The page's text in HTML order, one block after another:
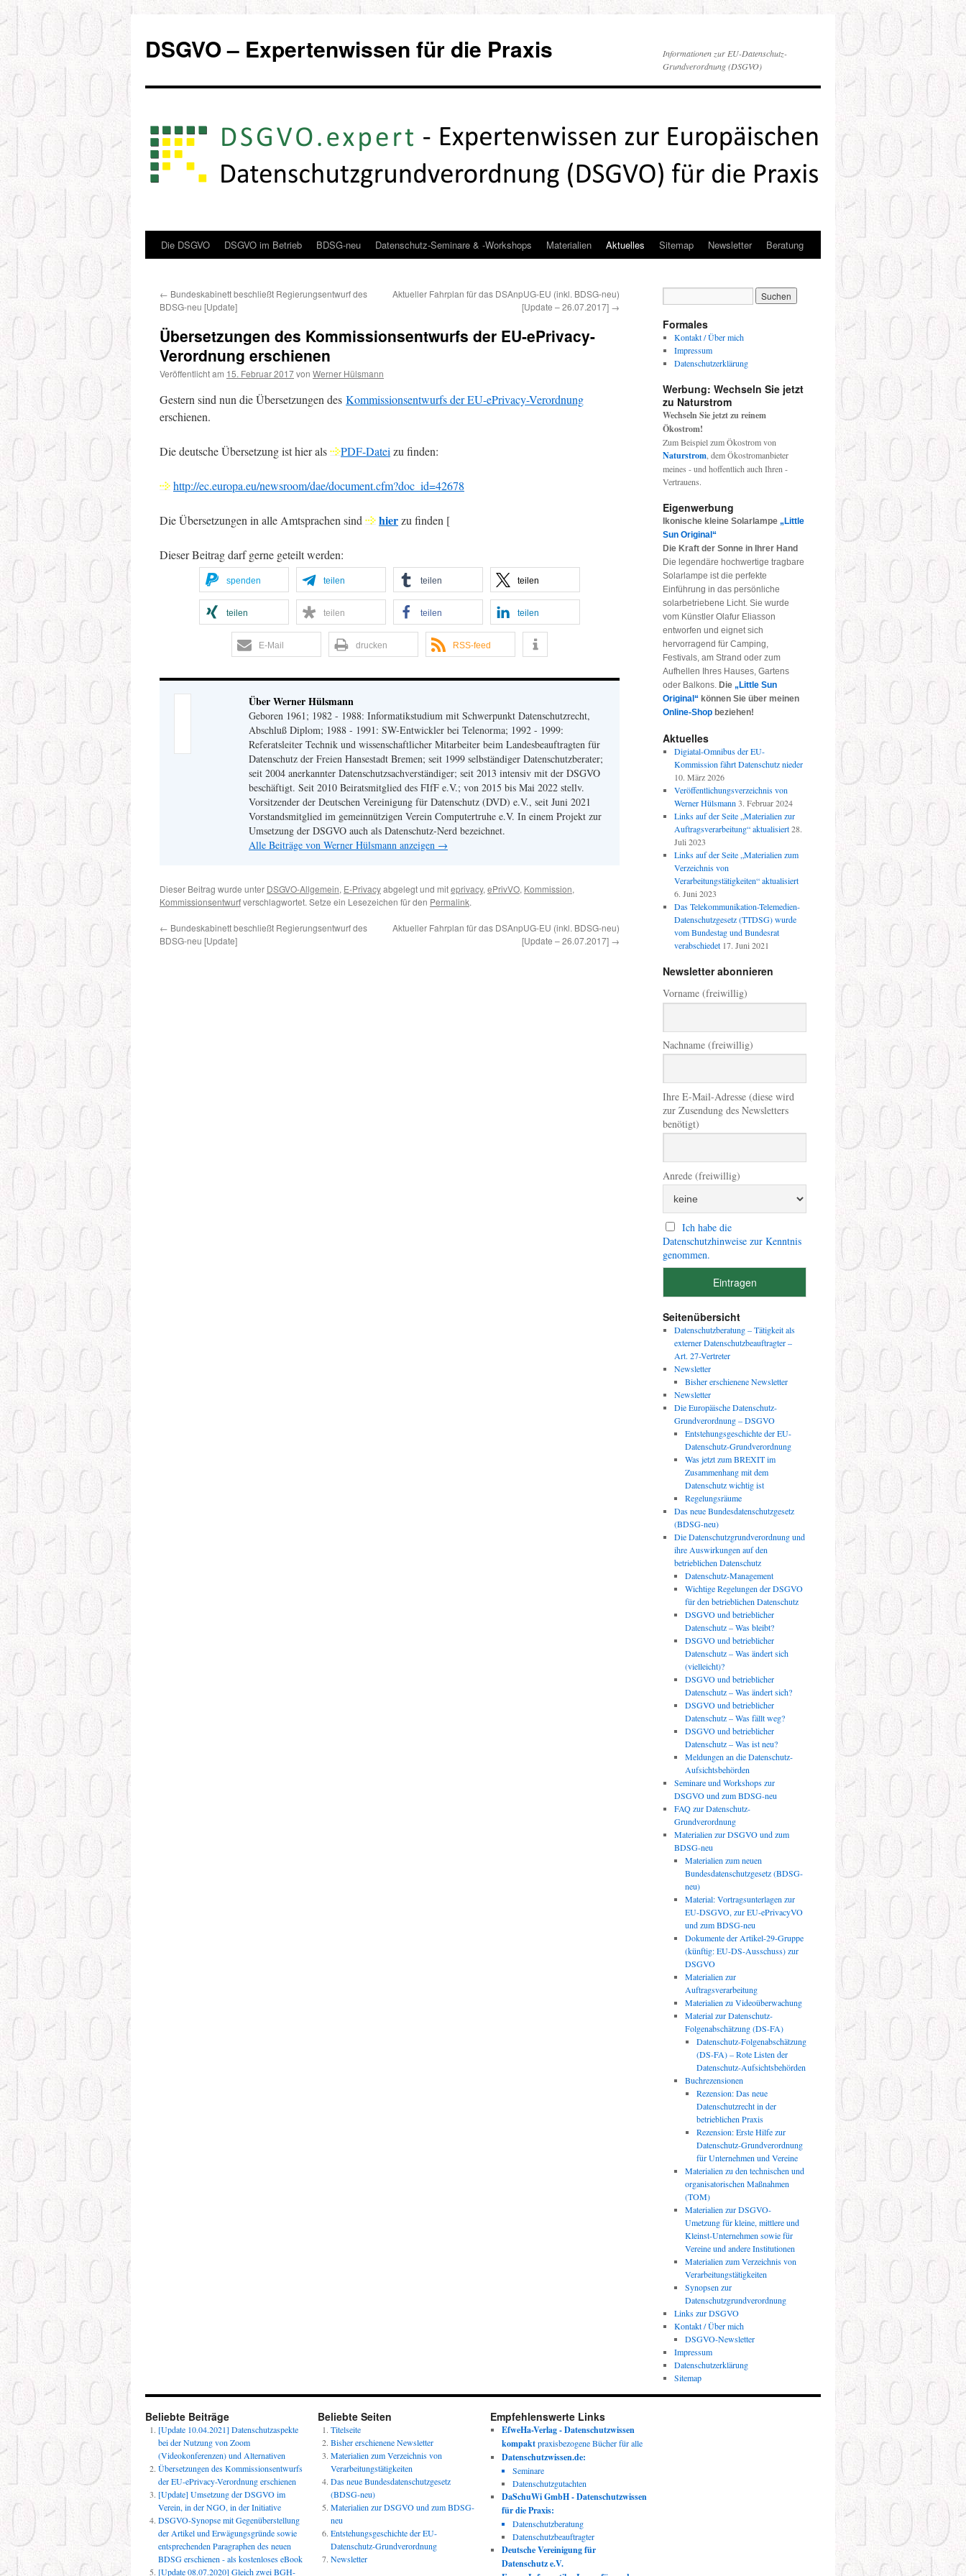
springen
DSGVO – Expertenwissen für die Praxis
Informationen zur EU-Datenschutz-
Grundverordnung (DSGVO)
Die DSGVO DSGVO im Betrieb BDSG-neu Datenschutz-Seminare & -Workshops Materialien Aktuelles Sitemap Newsletter Beratung
← Bundeskabinett beschließt Regierungsentwurf des
BDSG-neu [Update]
Aktueller Fahrplan für das DSAnpUG-EU (inkl. BDSG-neu)
[Update – 26.07.2017] →
Übersetzungen des Kommissionsentwurfs der EU-ePrivacy-
Verordnung erschienen
Veröffentlicht am 15. Februar 2017von Werner Hülsmann
Gestern sind nun die Übersetzungen des Kommissionsentwurfs der EU-ePrivacy-Verordnung
erschienen.
Die deutsche Übersetzung ist hier als PDF-Datei zu finden:
http://ec.europa.eu/newsroom/dae/document.cfm?doc_id=42678
Die Übersetzungen in alle Amtsprachen sind hierzu finden [
Dieser Beitrag darf gerne geteilt werden:
spenden teilen teilen teilen
teilen teilen teilen teilen
E-Mail drucken RSS-feed
Über Werner Hülsmann
Geboren 1961; 1982 - 1988: Informatikstudium mit Schwerpunkt Datenschutzrecht,
Abschluß Diplom; 1988 - 1991: SW-Entwickler bei Telenorma; 1992 - 1999:
Referatsleiter Technik und wissenschaftlicher Mitarbeiter beim Landesbeauftragten für
Datenschutz der Freien Hansestadt Bremen; seit 1999 selbständiger Datenschutzberater;
seit 2004 anerkannter Datenschutzsachverständiger; seit 2013 intensiv mit der DSGVO
beschäftigt. Seit 2010 Beiratsmitglied des FIfF e.V.; von 2015 bis Mai 2022 stellv.
Vorsitzender der Deutschen Vereinigung für Datenschutz (DVD) e.V., seit Juni 2021
Vorstandsmitglied im gemeinnützigen Verein Computertruhe e.V. In einem Projekt zur
Umsetzung der DSGVO auch als Datenschutz-Nerd bezeichnet.
Alle Beiträge von Werner Hülsmann anzeigen →
Dieser Beitrag wurde unter DSGVO-Allgemein, E-Privacyabgelegt und miteprivacy, ePrivVO, Kommission,
Kommissionsentwurfverschlagwortet. Setze ein Lesezeichen für den Permalink.
← Bundeskabinett beschließt Regierungsentwurf des
BDSG-neu [Update]
Aktueller Fahrplan für das DSAnpUG-EU (inkl. BDSG-neu)
[Update – 26.07.2017] →
Formales
Kontakt / Über mich
Impressum
Datenschutzerklärung
Werbung: Wechseln Sie jetzt
zu Naturstrom
Wechseln Sie jetzt zu reinem
Ökostrom!
Zum Beispiel zum Ökostrom von
Naturstrom , dem Ökostromanbieter
meines - und hoffentlich auch Ihren -
Vertrauens.
Eigenwerbung
Ikonische kleine Solarlampe „Little
Sun Original“
Die Kraft der Sonne in Ihrer Hand
Die legendäre hochwertige tragbare
Solarlampe ist die perfekte
Einführung in das persönliche
solarbetriebene Licht. Sie wurde
vom Künstler Olafur Eliasson
entworfen und eignet sich
hervorragend für Camping,
Festivals, am Strand oder zum
Aufhellen Ihres Hauses, Gartens
oder Balkons. Die „Little Sun
Original“ können Sie über meinen
Online-Shop beziehen!
Aktuelles
Digiatal-Omnibus der EU-
Kommission fährt Datenschutz nieder
10. März 2026
Veröffentlichungsverzeichnis von
Werner Hülsmann 3. Februar 2024
Links auf der Seite „Materialien zur
Auftragsverarbeitung“ aktualisiert 28.
Juli 2023
Links auf der Seite „Materialien zum
Verzeichnis von
Verarbeitungstätigkeiten“ aktualisiert
6. Juni 2023
Das Telekommunikation-Telemedien-
Datenschutzgesetz (TTDSG) wurde
vom Bundestag und Bundesrat
verabschiedet 17. Juni 2021
Newsletter abonnieren
Vorname (freiwillig)
Nachname (freiwillig)
Ihre E-Mail-Adresse (diese wird
zur Zusendung des Newsletters
benötigt)
Anrede (freiwillig)
Ich habe die
Datenschutzhinweise zur Kenntnis
genommen.
Seitenübersicht
Datenschutzberatung – Tätigkeit als
externer Datenschutzbeauftragter –
Art. 27-Vertreter
Newsletter
Bisher erschienene Newsletter
Newsletter
Die Europäische Datenschutz-
Grundverordnung – DSGVO
Entstehungsgeschichte der EU-
Datenschutz-Grundverordnung
Was jetzt zum BREXIT im
Zusammenhang mit dem
Datenschutz wichtig ist
Regelungsräume
Das neue Bundesdatenschutzgesetz
(BDSG-neu)
Die Datenschutzgrundverordnung und
ihre Auswirkungen auf den
betrieblichen Datenschutz
Datenschutz-Management
Wichtige Regelungen der DSGVO
für den betrieblichen Datenschutz
DSGVO und betrieblicher
Datenschutz – Was bleibt?
DSGVO und betrieblicher
Datenschutz – Was ändert sich
(vielleicht)?
DSGVO und betrieblicher
Datenschutz – Was ändert sich?
DSGVO und betrieblicher
Datenschutz – Was fällt weg?
DSGVO und betrieblicher
Datenschutz – Was ist neu?
Meldungen an die Datenschutz-
Aufsichtsbehörden
Seminare und Workshops zur
DSGVO und zum BDSG-neu
FAQ zur Datenschutz-
Grundverordnung
Materialien zur DSGVO und zum
BDSG-neu
Materialien zum neuen
Bundesdatenschutzgesetz (BDSG-
neu)
Material: Vortragsunterlagen zur
EU-DSGVO, zur EU-ePrivacyVO
und zum BDSG-neu
Dokumente der Artikel-29-Gruppe
(künftig: EU-DS-Ausschuss) zur
DSGVO
Materialien zur
Auftragsverarbeitung
Materialien zu Videoüberwachung
Material zur Datenschutz-
Folgenabschätzung (DS-FA)
Datenschutz-Folgenabschätzung
(DS-FA) – Rote Listen der
Datenschutz-Aufsichtsbehörden
Buchrezensionen
Rezension: Das neue
Datenschutzrecht in der
betrieblichen Praxis
Rezension: Erste Hilfe zur
Datenschutz-Grundverordnung
für Unternehmen und Vereine
Materialien zu den technischen und
organisatorischen Maßnahmen
(TOM)
Materialien zur DSGVO-
Umetzung für kleine, mittlere und
Kleinst-Unternehmen sowie für
Vereine und andere Institutionen
Materialien zum Verzeichnis von
Verarbeitungstätigkeiten
Synopsen zur
Datenschutzgrundverordnung
Links zur DSGVO
Kontakt / Über mich
DSGVO-Newsletter
Impressum
Datenschutzerklärung
Sitemap
Beliebte Beiträge
[Update 10.04.2021] Datenschutzaspekte
bei der Nutzung von Zoom
(Videokonferenzen) und Alternativen
Übersetzungen des Kommissionsentwurfs
der EU-ePrivacy-Verordnung erschienen
[Update] Umsetzung der DSGVO im
Verein, in der NGO, in der Initiative
DSGVO-Synopse mit Gegenüberstellung
der Artikel und Erwägungsgründe sowie
entsprechenden Paragraphen des neuen
BDSG erschienen - als kostenloses eBook
[Update 08.07.2020] Gleich zwei BGH-
Beliebte Seiten
Titelseite
Bisher erschienene Newsletter
Materialien zum Verzeichnis von
Verarbeitungstätigkeiten
Das neue Bundesdatenschutzgesetz
(BDSG-neu)
Materialien zur DSGVO und zum BDSG-
neu
Entstehungsgeschichte der EU-
Datenschutz-Grundverordnung
Newsletter
Empfehlenswerte Links
EfweHa-Verlag - Datenschutzwissen
kompaktpraxisbezogene Bücher für alle
Datenschutzwissen.de:
Seminare
Datenschutzgutachten
DaSchuWi GmbH - Datenschutzwissen
für die Praxis:
Datenschutzberatung
Datenschutzbeauftragter
Deutsche Vereinigung für
Datenschutz e.V.